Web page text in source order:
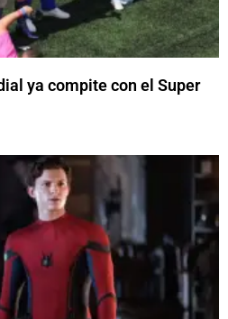
ya compite con el Super